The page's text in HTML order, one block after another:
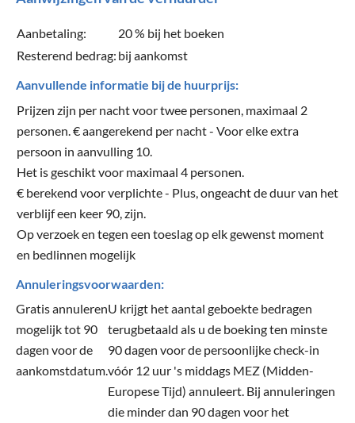
Aanbetaling:
20 % bij het boeken
Resterend bedrag: bij aankomst
Aanvullende informatie bij de huurprijs:
Prijzen zijn per nacht voor twee personen, maximaal 2
personen. € aangerekend per nacht - Voor elke extra
persoon in aanvulling 10.
Het is geschikt voor maximaal 4 personen.
€ berekend voor verplichte - Plus, ongeacht de duur van het
verblijf een keer 90, zijn.
Op verzoek en tegen een toeslag op elk gewenst moment
en bedlinnen mogelijk
Annuleringsvoorwaarden:
Gratis annuleren
mogelijk tot 90
dagen voor de
aankomstdatum.
U krijgt het aantal geboekte bedragen
terugbetaald als u de boeking ten minste
90 dagen voor de persoonlijke check-in
vóór 12 uur 's middags MEZ (Midden-
Europese Tijd) annuleert. Bij annuleringen
die minder dan 90 dagen voor het